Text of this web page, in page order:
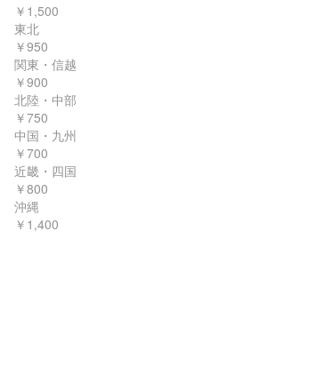
￥1,500
東北
￥950
関東・信越
￥900
北陸・中部
￥750
中国・九州
￥700
近畿・四国
￥800
沖縄
￥1,400